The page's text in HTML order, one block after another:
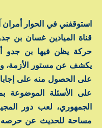
استوقفني في الحوار
قناة الميادين غسان بن
حركة يظن فيها بن جدو
يكشف عن مستور الأزمة،
على الحصول منه على
على الأسئلة الموضوعة
الجمهوري، لعب دور
مساحة للحديث عن حرصه